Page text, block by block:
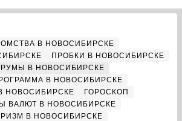
В НОВОСИБИРСКЕ
ПРОБКИ В НОВОСИБИРСКЕ
В НОВОСИБИРСКЕ
В НОВОСИБИРСКЕ
НОВОСИБИРСКЕ
ГОРОСКОП
ВАЛЮТ В НОВОСИБИРСКЕ
В НОВОСИБИРСКЕ